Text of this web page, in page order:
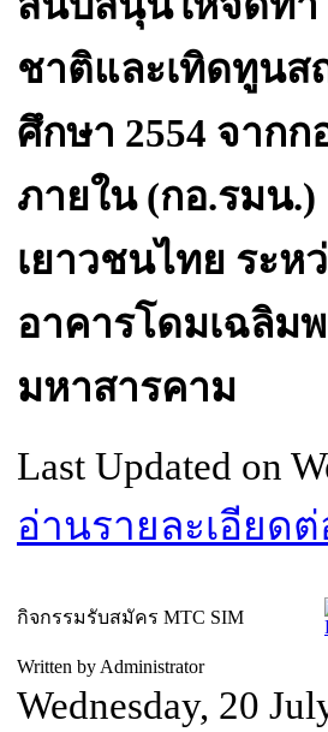
ชาติและเทิดทูนส
ศึกษา 2554 จาก
ภายใน (กอ.รมน
เยาวชนไทย ระห
อาคารโดมเฉลิม
มหาสารคาม
Last Updated on
อ่านรายละเอียดต่
กิจกรรมรับสมัคร MTC SIM
Written by Administrator
Wednesday, 20